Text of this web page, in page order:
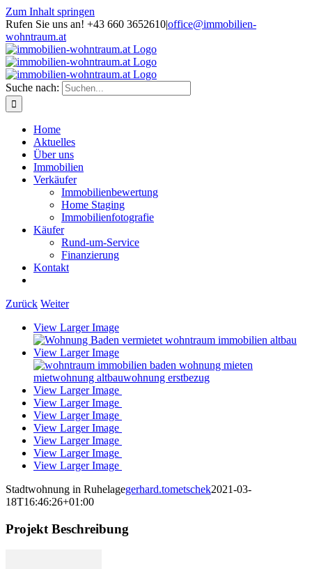
Zum Inhalt springen
Rufen Sie uns an! +43 660 3652610|office@immobilien-
wohntraum.at
Suche nach:
Home
Aktuelles
Über uns
Immobilien
Verkäufer
Immobilienbewertung
Home Staging
Immobilienfotografie
Käufer
Rund-um-Service
Finanzierung
Kontakt
Zurück Weiter
View Larger Image
View Larger Image
View Larger Image
View Larger Image
View Larger Image
View Larger Image
View Larger Image
View Larger Image
View Larger Image
Stadtwohnung in Ruhelagegerhard.tometschek2021-03-
18T16:46:26+01:00
Projekt Beschreibung